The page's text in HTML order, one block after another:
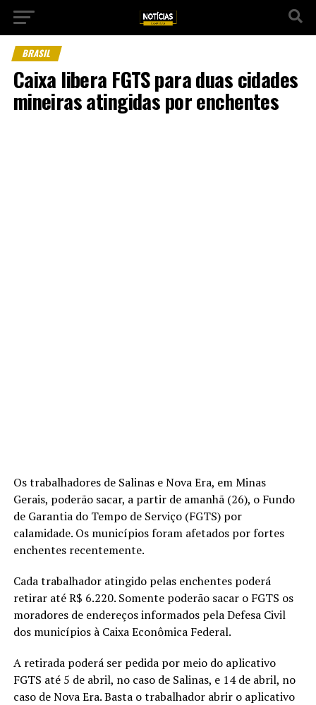
BRASIL
Caixa libera FGTS para duas cidades
mineiras atingidas por enchentes
Os trabalhadores de Salinas e Nova Era, em Minas
Gerais, poderão sacar, a partir de amanhã (26), o Fundo
de Garantia do Tempo de Serviço (FGTS) por
calamidade. Os municípios foram afetados por fortes
enchentes recentemente.
Cada trabalhador atingido pelas enchentes poderá
retirar até R$ 6.220. Somente poderão sacar o FGTS os
moradores de endereços informados pela Defesa Civil
dos municípios à Caixa Econômica Federal.
A retirada poderá ser pedida por meio do aplicativo
FGTS até 5 de abril, no caso de Salinas, e 14 de abril, no
caso de Nova Era. Basta o trabalhador abrir o aplicativo